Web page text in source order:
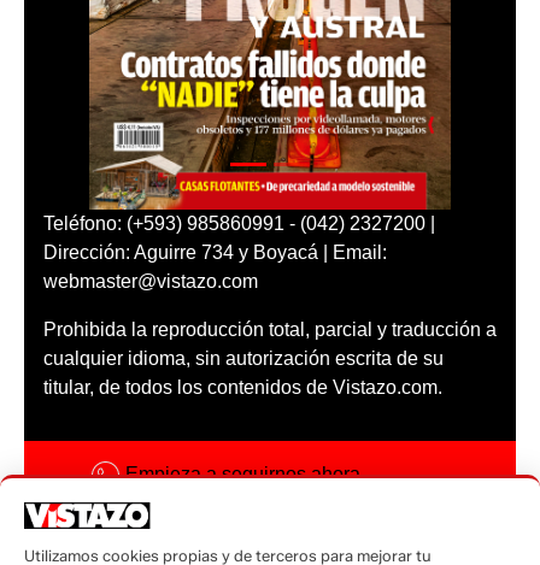
Teléfono: (+593) 985860991 - (042) 2327200 |
Dirección: Aguirre 734 y Boyacá | Email:
webmaster@vistazo.com
Prohibida la reproducción total, parcial y traducción a
cualquier idioma, sin autorización escrita de su
titular, de todos los contenidos de Vistazo.com.
Empieza a seguirnos ahora
Código ética
Utilizamos cookies propias y de terceros para mejorar tu